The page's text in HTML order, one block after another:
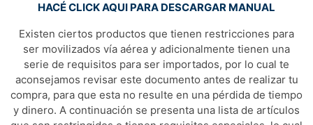
HACÉ CLICK AQUI PARA DESCARGAR MANUAL
Existen ciertos productos que tienen restricciones para
ser movilizados vía aérea y adicionalmente tienen una
serie de requisitos para ser importados, por lo cual te
aconsejamos revisar este documento antes de realizar tu
compra, para que esta no resulte en una pérdida de tiempo
y dinero. A continuación se presenta una lista de artículos